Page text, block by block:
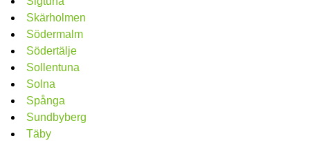
Skärholmen
Södermalm
Södertälje
Sollentuna
Solna
Spånga
Sundbyberg
Täby